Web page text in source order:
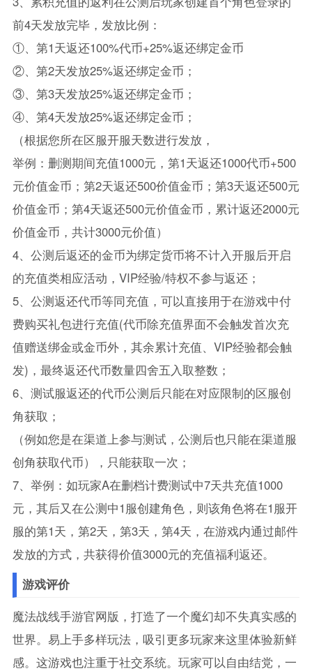
前4天发放完毕，发放比例：
①、第1天返还100%代币+25%返还绑定金币
②、第2天发放25%返还绑定金币；
③、第3天发放25%返还绑定金币；
④、第4天发放25%返还绑定金币；
（根据您所在区服开服天数进行发放，
举例：删测期间充值1000元，第1天返还1000代币+500
元价值金币；第2天返还500价值金币；第3天返还500元
价值金币；第4天返还500元价值金币，累计返还2000元
价值金币，共计3000元价值）
4、公测后返还的金币为绑定货币将不计入开服后开启
的充值类相应活动，VIP经验/特权不参与返还；
5、公测返还代币等同充值，可以直接用于在游戏中付
费购买礼包进行充值(代币除充值界面不会触发首次充
值赠送绑金或金币外，其余累计充值、VIP经验都会触
发)，最终返还代币数量四舍五入取整数；
6、测试服返还的代币公测后只能在对应限制的区服创
角获取；
（例如您是在渠道上参与测试，公测后也只能在渠道服
创角获取代币），只能获取一次；
7、举例：如玩家A在删档计费测试中7天共充值1000
元，其后又在公测中1服创建角色，则该角色将在1服开
服的第1天，第2天，第3天，第4天，在游戏内通过邮件
发放的方式，共获得价值3000元的充值福利返还。
游戏评价
魔法战线手游官网版，打造了一个魔幻却不失真实感的
世界。易上手多样玩法，吸引更多玩家来这里体验新鲜
感。这游戏也注重于社交系统。玩家可以自由结党，一